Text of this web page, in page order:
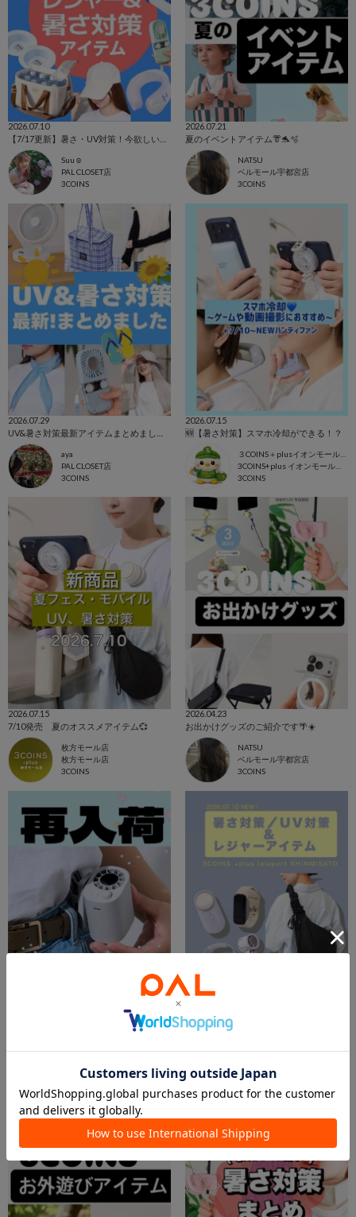
2026.07.10
Suu☺︎
PAL CLOSET店
3COINS
2026.07.21
夏のイベントアイテム👘🐬🫧‪
NATSU
ベルモール宇都宮店
3COINS
2026.07.29
aya
PAL CLOSET店
3COINS
2026.07.15
🆕【暑さ対策】スマホ冷却ができる！？
3COINS
2026.07.15
7/10発売 夏のオススメアイテム💞
枚方モール店
枚方モール店
3COINS
2026.04.23
お出かけグッズのご紹介です🌴☀️
NATSU
ベルモール宇都宮店
3COINS
テラスモール湘南店
ららぽーと新三郷店